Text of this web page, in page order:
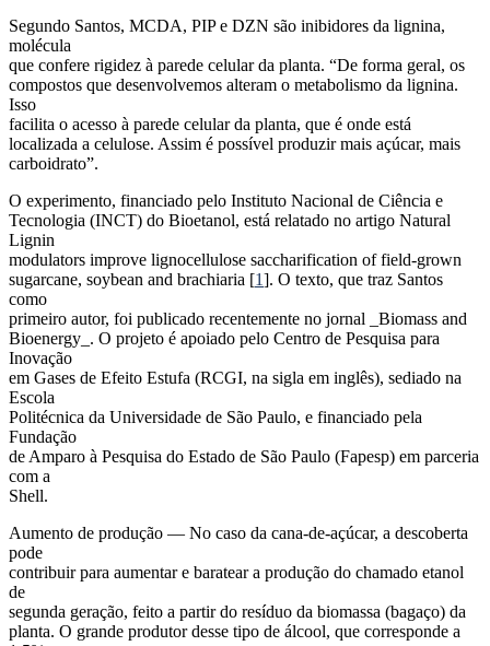
Segundo Santos, MCDA, PIP e DZN são inibidores da lignina,
molécula
que confere rigidez à parede celular da planta. “De forma geral, os
compostos que desenvolvemos alteram o metabolismo da lignina.
Isso
facilita o acesso à parede celular da planta, que é onde está
localizada a celulose. Assim é possível produzir mais açúcar, mais
carboidrato”.
O experimento, financiado pelo Instituto Nacional de Ciência e
Tecnologia (INCT) do Bioetanol, está relatado no artigo Natural
Lignin
modulators improve lignocellulose saccharification of field-grown
sugarcane, soybean and brachiaria [1]. O texto, que traz Santos
como
primeiro autor, foi publicado recentemente no jornal _Biomass and
Bioenergy_. O projeto é apoiado pelo Centro de Pesquisa para
Inovação
em Gases de Efeito Estufa (RCGI, na sigla em inglês), sediado na
Escola
Politécnica da Universidade de São Paulo, e financiado pela
Fundação
de Amparo à Pesquisa do Estado de São Paulo (Fapesp) em parceria
com a
Shell.
Aumento de produção — No caso da cana-de-açúcar, a descoberta
pode
contribuir para aumentar e baratear a produção do chamado etanol
de
segunda geração, feito a partir do resíduo da biomassa (bagaço) da
planta. O grande produtor desse tipo de álcool, que corresponde a